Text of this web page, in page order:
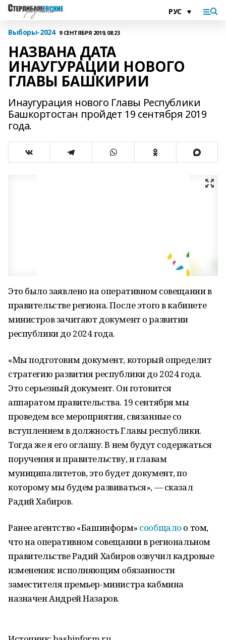
Выборы-2024 9 СЕНТЯБРЯ 2019, 08:23
НАЗВАНА ДАТА
ИНАУГУРАЦИИ НОВОГО
ГЛАВЫ БАШКИРИИ
Инаугурация нового Главы Республики
Башкортостан пройдет 19 сентября 2019
года.
Это было заявлено на оперативном совещании в
правительстве региона. После этого в кабинете
министров зачитают документ о развитии
республики до 2024 года.
«Мы подготовим документ, который определит
стратегию развития республики до 2024 года.
Это серьезный документ. Он готовится
аппаратом правительства. 19 сентября мы
проведем все мероприятия, связанные со
вступлением в должность Главы республики.
Тогда же я его оглашу. В нем будут содержаться
поручения и правительству, и главам
муниципалитетов, это будет документ, по
которому мы будем развиваться», — сказал
Радий Хабиров.
Ранее агентство «Башинформ» сообщало о том,
что на оперативном совещании в региональном
правительстве Радий Хабиров озвучил кадровые
изменения: исполняющим обязанности
заместителя премьер-министра кабмина
назначен Андрей Назаров.